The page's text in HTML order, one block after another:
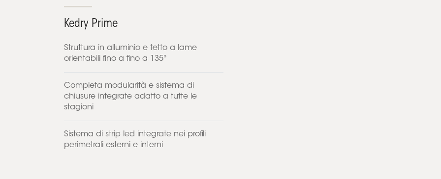
Kedry Prime
Struttura in alluminio e tetto a lame
orientabili fino a fino a 135°
Completa modularità e sistema di
chiusure integrate adatto a tutte le
stagioni
Sistema di strip led integrate nei profili
perimetrali esterni e interni